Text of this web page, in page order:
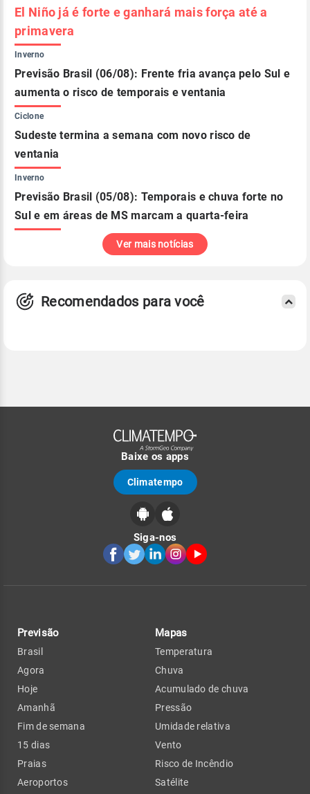
El Niño já é forte e ganhará mais força até a
primavera
Inverno
Previsão Brasil (06/08): Frente fria avança pelo Sul e
aumenta o risco de temporais e ventania
Ciclone
Sudeste termina a semana com novo risco de
ventania
Inverno
Previsão Brasil (05/08): Temporais e chuva forte no
Sul e em áreas de MS marcam a quarta-feira
Ver mais notícias
Recomendados para você
Baixe os apps
Climatempo
Siga-nos
Previsão
Brasil
Agora
Hoje
Amanhã
Fim de semana
15 dias
Praias
Aeroportos
Mapas
Temperatura
Chuva
Acumulado de chuva
Pressão
Umidade relativa
Vento
Risco de Incêndio
Satélite